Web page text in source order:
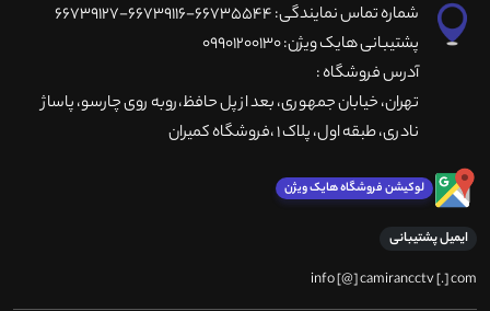
شماره تماس نمایندگی: 66735544-66739116-66739127
پشتیبانی هایک ویژن: 09901200130
آدرس فروشگاه :
تهران، خيابان جمهوری، بعد از پل حافظ،روبه روی چارسو، پاساژ
نادری، طبقه اول، پلاک 1 ،فروشگاه کمیران
لوکیشن فروشگاه هایک ویژن
ایمیل پشتیبانی
info [@] camirancctv [.] com